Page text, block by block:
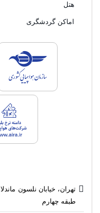
هتل
اماکن گردشگری
طبقه چهارم